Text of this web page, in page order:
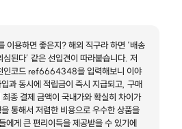
이용하면 좋은지? 해외 직구라 하면 ‘배송
심된다’ 같은 선입견이 따라붙습니다. 저
인코드 ref6664348을 입력해보니 이야
과 동시에 적립금이 즉시 지급되고, 구매
종 결제 금액이 국내가와 확실히 차이가
통해서 저렴한 비용으로 우수한 상품을
에게 큰 편리이득을 제공받을 수 있기에